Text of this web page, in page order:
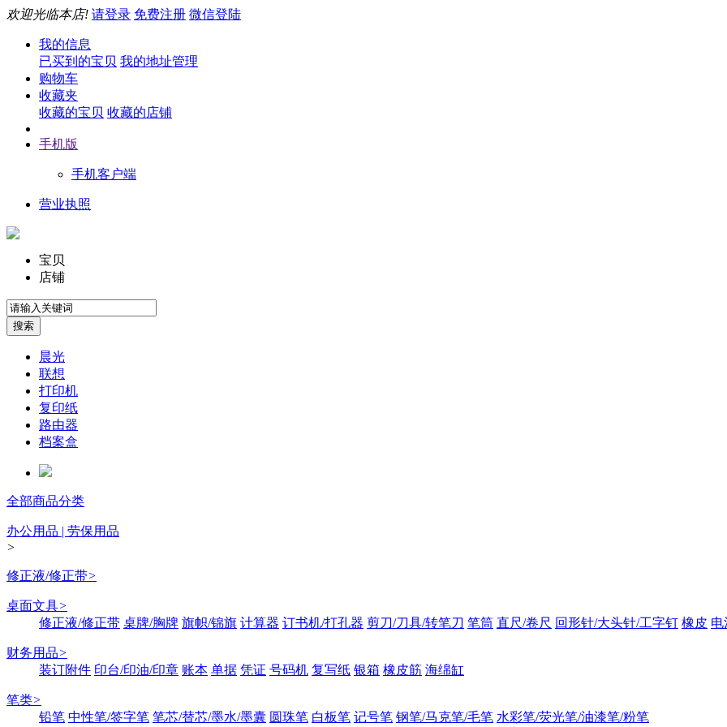
欢迎光临本店! 请登录 免费注册 微信登陆
我的信息
已买到的宝贝 我的地址管理
购物车
收藏夹
收藏的宝贝 收藏的店铺
手机版
手机客户端
营业执照
宝贝
店铺
晨光
联想
打印机
复印纸
路由器
档案盒
全部商品分类
办公用品 | 劳保用品
>
修正液/修正带>
桌面文具>
修正液/修正带 桌牌/胸牌 旗帜/锦旗 计算器 订书机/打孔器 剪刀/刀具/转笔刀 笔筒 直尺/卷尺 回形针/大头针/工字钉 橡皮 电
财务用品>
装订附件 印台/印油/印章 账本 单据 凭证 号码机 复写纸 银箱 橡皮筋 海绵缸
笔类>
铅笔 中性笔/签字笔 笔芯/替芯/墨水/墨囊 圆珠笔 白板笔 记号笔 钢笔/马克笔/毛笔 水彩笔/荧光笔/油漆笔/粉笔